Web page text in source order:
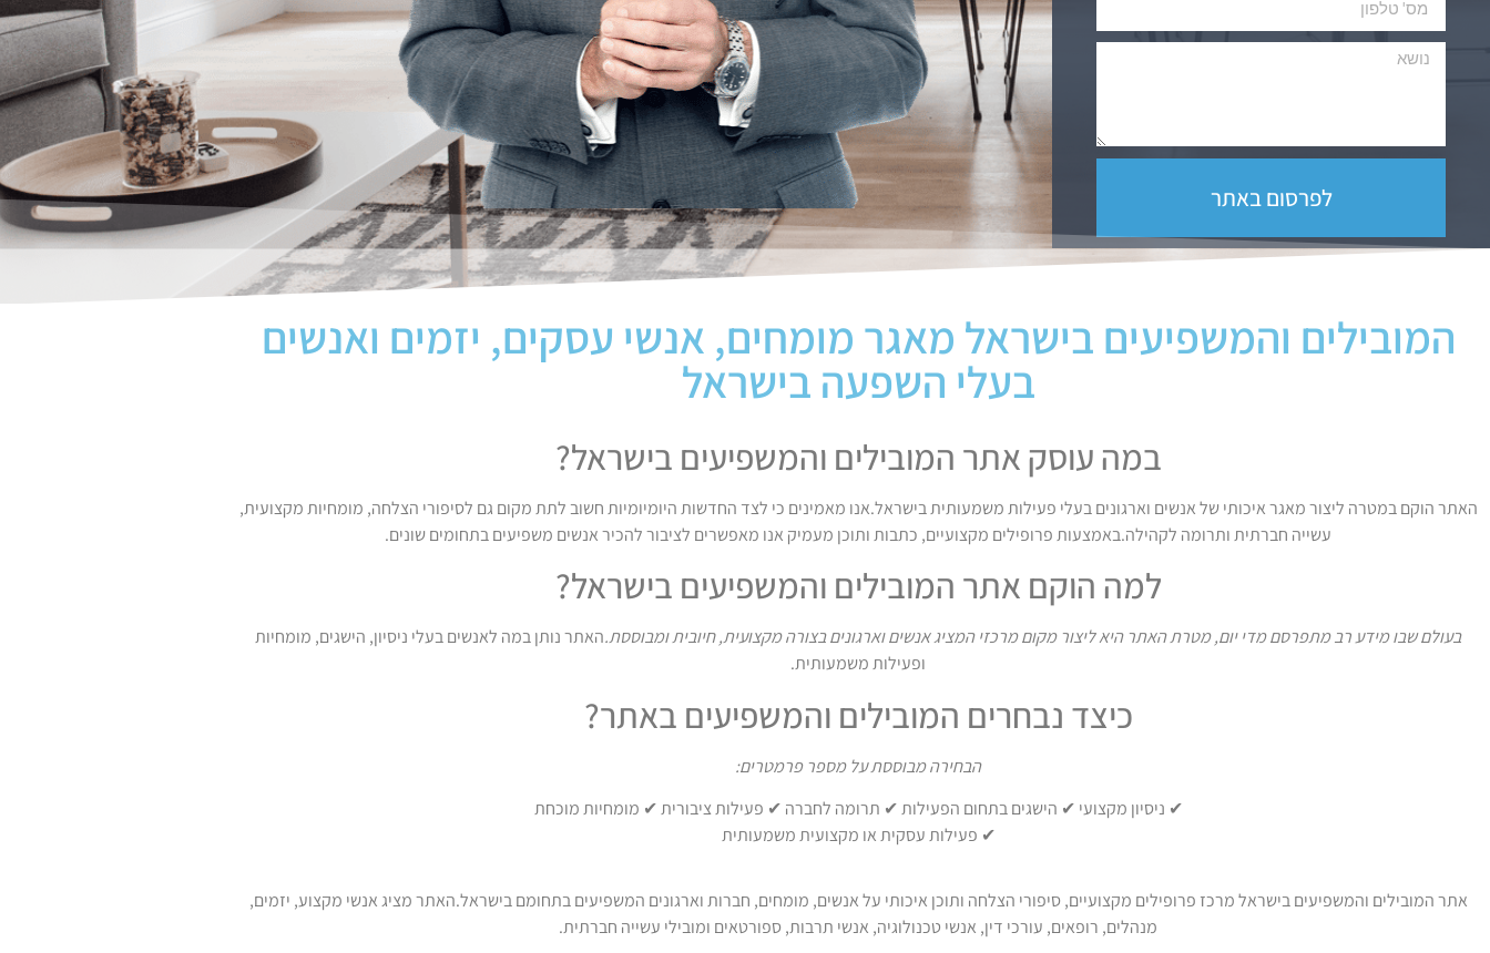
לפרסום באתר
המובילים והמשפיעים בישראל מאגר מומחים, אנשי עסקים, יזמים ואנשים
בעלי השפעה בישראל
במה עוסק אתר המובילים והמשפיעים בישראל?
האתר הוקם במטרה ליצור מאגר איכותי של אנשים וארגונים בעלי פעילות משמעותית בישראל.אנו מאמינים כי לצד החדשות היומיומיות חשוב לתת מקום גם לסיפורי הצלחה, מומחיות מקצועית,
עשייה חברתית ותרומה לקהילה.באמצעות פרופילים מקצועיים, כתבות ותוכן מעמיק אנו מאפשרים לציבור להכיר אנשים משפיעים בתחומים שונים.
למה הוקם אתר המובילים והמשפיעים בישראל?
בעולם שבו מידע רב מתפרסם מדי יום, מטרת האתר היא ליצור מקום מרכזי המציג אנשים וארגונים בצורה מקצועית, חיובית ומבוססת.האתר נותן במה לאנשים בעלי ניסיון, הישגים, מומחיות
ופעילות משמעותית.
כיצד נבחרים המובילים והמשפיעים באתר?
הבחירה מבוססת על מספר פרמטרים:
✔ ניסיון מקצועי ✔ הישגים בתחום הפעילות ✔ תרומה לחברה ✔ פעילות ציבורית ✔ מומחיות מוכחת
✔ פעילות עסקית או מקצועית משמעותית
אתר המובילים והמשפיעים בישראל מרכז פרופילים מקצועיים, סיפורי הצלחה ותוכן איכותי על אנשים, מומחים, חברות וארגונים המשפיעים בתחומם בישראל.האתר מציג אנשי מקצוע, יזמים,
מנהלים, רופאים, עורכי דין, אנשי טכנולוגיה, אנשי תרבות, ספורטאים ומובילי עשייה חברתית.